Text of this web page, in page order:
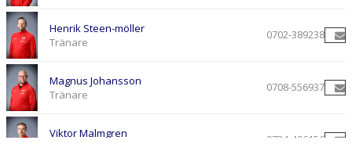
Henrik Steen-möller
Tränare
0702-389238
Magnus Johansson
Tränare
0708-556937
Viktor Malmgren
0734-406156